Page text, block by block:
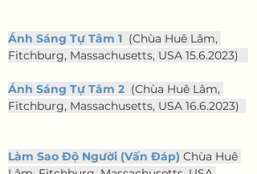
Ánh Sáng Tự Tâm 1 (Chùa Huê Lâm,
Fitchburg, Massachusetts, USA 15.6.2023)
Ánh Sáng Tự Tâm 2 (Chùa Huê Lâm,
Fitchburg, Massachusetts, USA 16.6.2023)
Làm Sao Độ Người (Vấn Đáp) Chùa Huê